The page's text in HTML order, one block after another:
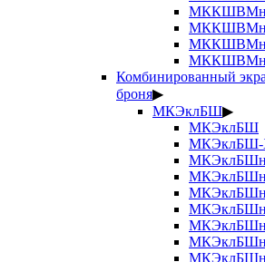
Комбинированный
броня▶
МКЭклБШ▶
МКЭклБШ